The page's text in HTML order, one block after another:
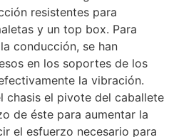
resistentes para
y un top box. Para
conducción, se han
en los soportes de los
la vibración.
chasis el pivote del caballete
de éste para aumentar la
el esfuerzo necesario para